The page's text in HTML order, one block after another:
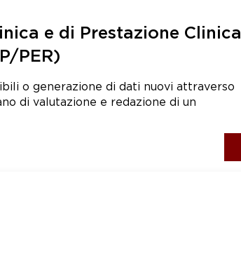
e di Prestazione Clinica
PER)
o generazione di dati nuovi attraverso
di valutazione e redazione di un